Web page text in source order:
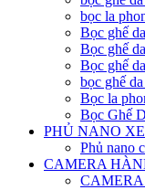
bọc la
Bọc ghế
Bọc ghế
Bọc ghế
bọc ghế
Bọc la
Bọc Ghế
PHỦ NANO
Phủ nano
CAMERA